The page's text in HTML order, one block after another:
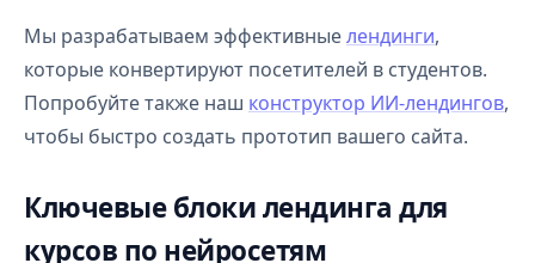
Мы разрабатываем эффективныелендинги,
которые конвертируют посетителей в студентов.
Попробуйте также наш конструктор ИИ-лендингов,
чтобы быстро создать прототип вашего сайта.
Ключевые блоки лендинга для
курсов по нейросетям